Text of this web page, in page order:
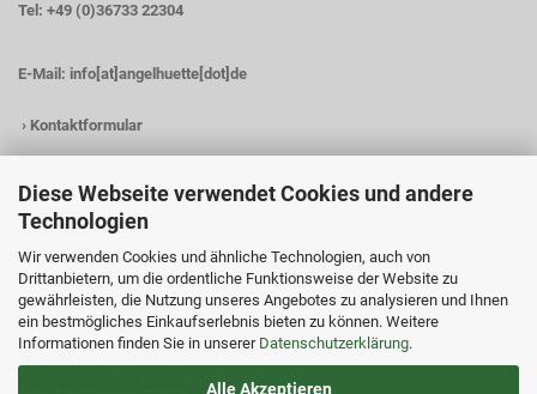
Diese Webseite verwendet Cookies und andere
Technologien
Wir verwenden Cookies und ähnliche Technologien, auch von
Drittanbietern, um die ordentliche Funktionsweise der Website zu
gewährleisten, die Nutzung unseres Angebotes zu analysieren und Ihnen
ein bestmögliches Einkaufserlebnis bieten zu können. Weitere
Informationen finden Sie in unserer Datenschutzerklärung.
Alle Akzeptieren
Tel: +49 (0)36733 22304
E-Mail: info[at]angelhuette[dot]de
› Kontaktformular
KONTAKTDATEN
Angelhütte
Inh.: Christina Heß
Preßwitzer Str. 18
D-07338 Hohenwarte